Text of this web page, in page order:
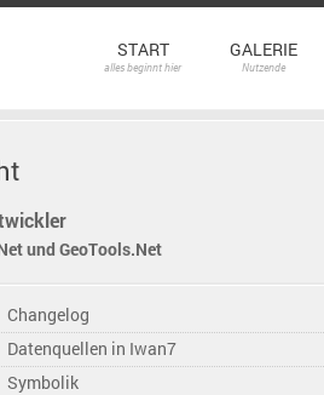
START
alles beginnt hier
GALERIE
Nutzende
und GeoTools.Net
Changelog
Datenquellen in Iwan7
Symbolik